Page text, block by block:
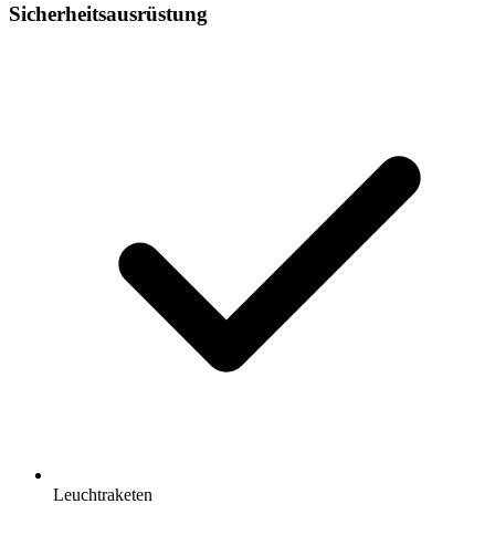
Sicherheitsausrüstung
Leuchtraketen